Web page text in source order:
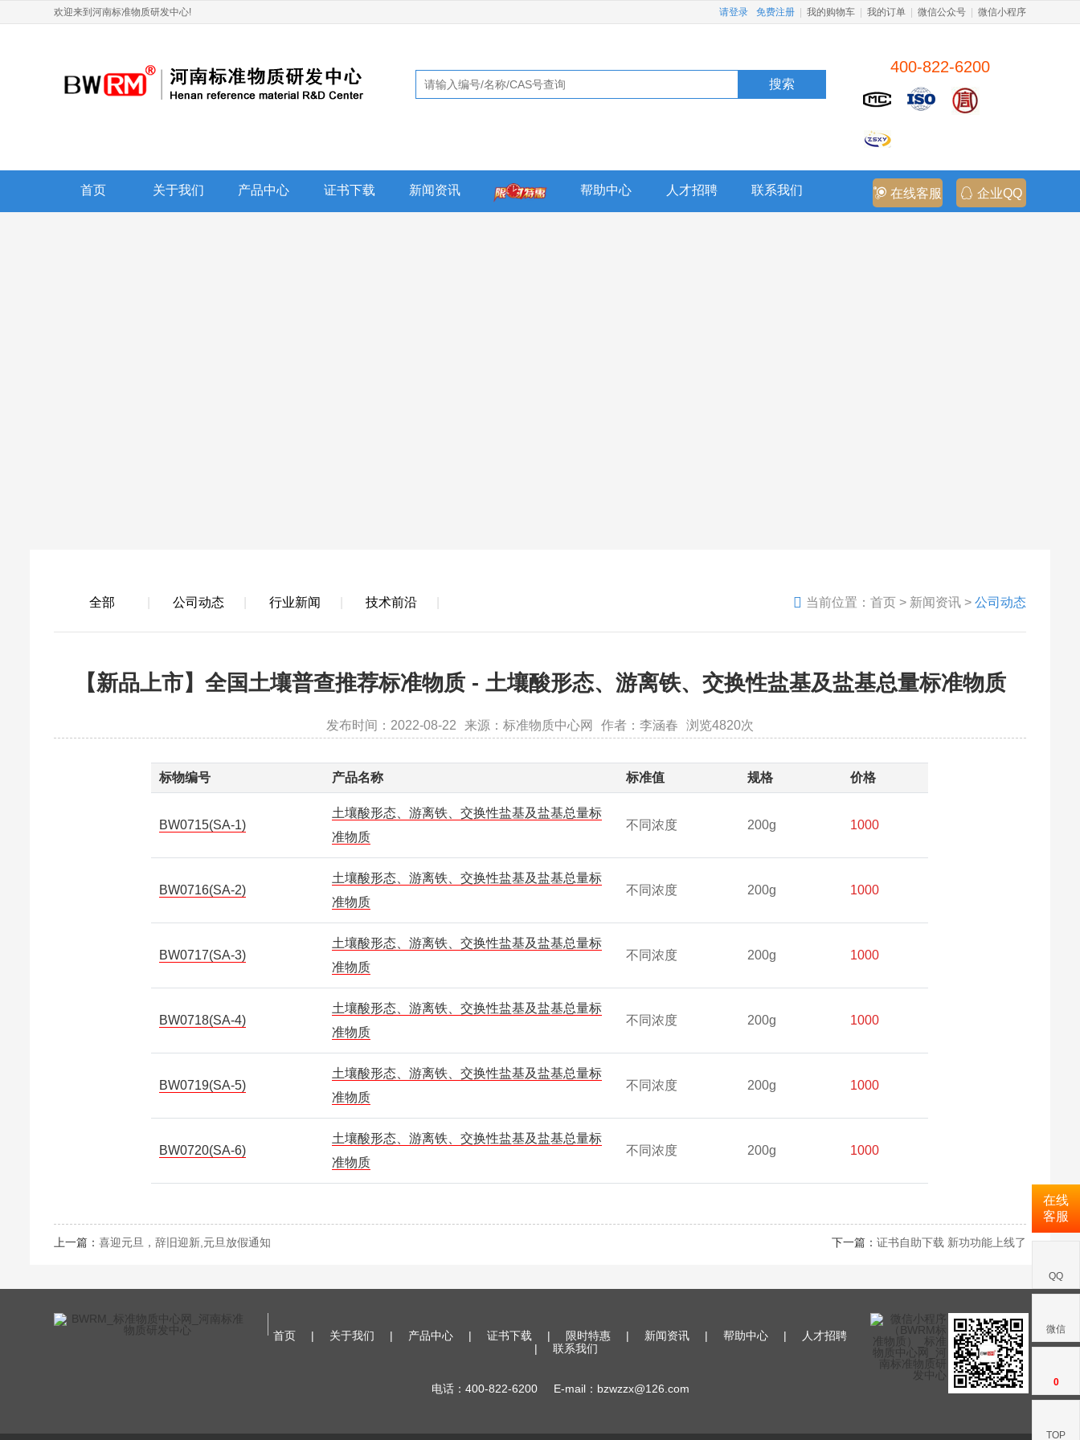
欢迎来到河南标准物质研发中心! 我的购物车 我的订单 微信公众号 微信小程序
请登录 免费注册
搜索
400-822-6200
首页 关于我们 产品中心 证书下载 新闻资讯 帮助中心 人才招聘 联系我们 在线客服 企业QQ
全部 公司动态 行业新闻 技术前沿 当前位置： 首页> 新闻资讯> 公司动态
【新品上市】全国土壤普查推荐标准物质 - 土壤酸形态、游离铁、交换性盐基及盐基总量标准物质
发布时间：2022-08-22 来源：标准物质中心网 作者：李涵春 浏览4820次
标物编号 产品名称 标准值 规格 价格
BW0715(SA-1)
土壤酸形态、游离铁、交换性盐基及盐基总量标
准物质
不同浓度 200g 1000
BW0716(SA-2)
土壤酸形态、游离铁、交换性盐基及盐基总量标
准物质
不同浓度 200g 1000
BW0717(SA-3)
土壤酸形态、游离铁、交换性盐基及盐基总量标
准物质
不同浓度 200g 1000
BW0718(SA-4)
土壤酸形态、游离铁、交换性盐基及盐基总量标
准物质
不同浓度 200g 1000
BW0719(SA-5)
土壤酸形态、游离铁、交换性盐基及盐基总量标
准物质
不同浓度 200g 1000
BW0720(SA-6)
土壤酸形态、游离铁、交换性盐基及盐基总量标
准物质
不同浓度 200g 1000
上一篇：喜迎元旦，辞旧迎新,元旦放假通知 下一篇： 证书自助下载 新功功能上线了
首页 | 关于我们 | 产品中心 | 证书下载 | 限时特惠 | 新闻资讯 | 帮助中心 |
人才招聘
|
联系我们
电话：400-822-6200 E-mail：bzwzzx@126.com
在线
客服
QQ
微信
0
TOP